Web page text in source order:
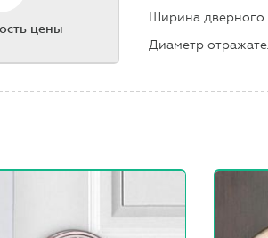
цены
Ширина дверного
Диаметр